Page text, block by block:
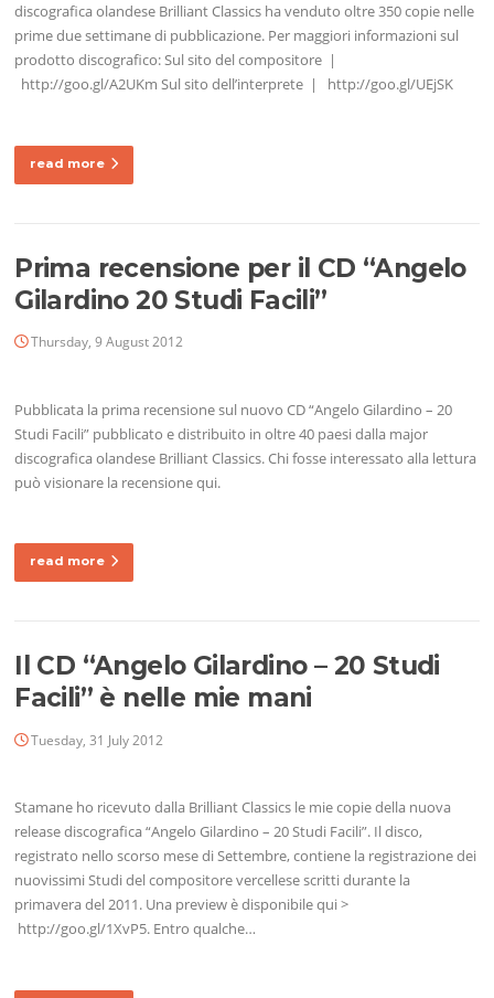
discografica olandese Brilliant Classics ha venduto oltre 350 copie nelle
prime due settimane di pubblicazione. Per maggiori informazioni sul
prodotto discografico: Sul sito del compositore |
http://goo.gl/A2UKm Sul sito dell’interprete | http://goo.gl/UEjSK
read more
Prima recensione per il CD “Angelo
Gilardino 20 Studi Facili”
Thursday, 9 August 2012
Pubblicata la prima recensione sul nuovo CD “Angelo Gilardino – 20
Studi Facili” pubblicato e distribuito in oltre 40 paesi dalla major
discografica olandese Brilliant Classics. Chi fosse interessato alla lettura
può visionare la recensione qui.
read more
Il CD “Angelo Gilardino – 20 Studi
Facili” è nelle mie mani
Tuesday, 31 July 2012
Stamane ho ricevuto dalla Brilliant Classics le mie copie della nuova
release discografica “Angelo Gilardino – 20 Studi Facili”. Il disco,
registrato nello scorso mese di Settembre, contiene la registrazione dei
nuovissimi Studi del compositore vercellese scritti durante la
primavera del 2011. Una preview è disponibile qui >
http://goo.gl/1XvP5. Entro qualche…